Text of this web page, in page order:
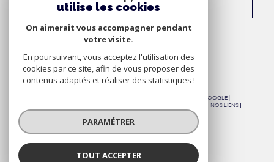
Adhérons
© 2026 | TOUS DROITS RÉSERVÉS | TRADUCTION POWERED BY GOOGLE |
NOS LIENS
POLITIQUE RGPD
COOKIES
utilise les cookies
On aimerait vous accompagner pendant
votre visite.
En poursuivant, vous acceptez l'utilisation des
cookies par ce site, afin de vous proposer des
contenus adaptés et réaliser des statistiques !
PARAMÉTRER
TOUT ACCEPTER